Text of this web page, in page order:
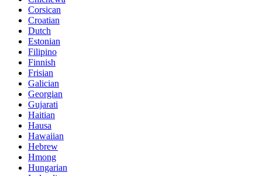
Corsican
Croatian
Dutch
Estonian
Filipino
Finnish
Frisian
Galician
Georgian
Gujarati
Haitian
Hausa
Hawaiian
Hebrew
Hmong
Hungarian